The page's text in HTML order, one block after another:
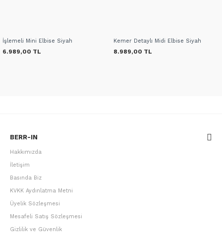
İşlemeli Mini Elbise Siyah
6.989,00 TL
Kemer Detaylı Midi Elbise Siyah
8.989,00 TL
BERR-IN
Hakkımızda
İletişim
Basında Biz
KVKK Aydınlatma Metni
Üyelik Sözleşmesi
Mesafeli Satış Sözleşmesi
Gizlilik ve Güvenlik